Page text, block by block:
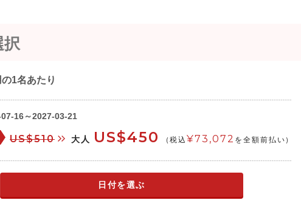
択
1名あたり
16～2027-03-21
US$510 大人 US$450 (税込 ¥73,072 を全額前払い)
日付を選ぶ